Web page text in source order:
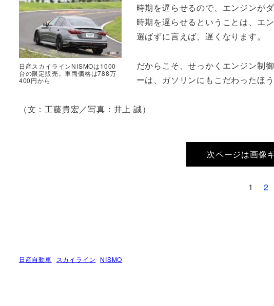
日産スカイラインNISMOは1000
台の限定販売。車両価格は788万
400円から
時期を遅らせるので、エンジンが
時期を遅らせるということは、エ
選ばずに言えば、遅くなります。
だからこそ、せっかくエンジン制
ーは、ガソリンにもこだわったほ
（文：工藤貴宏／写真：井上 誠）
次ページは画像
1 2
日産自動車 スカイライン NISMO